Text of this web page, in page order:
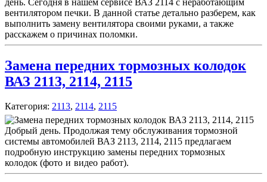
вентилятором печки. В данной статье детально разберем, как
выполнить замену вентилятора своими руками, а также
расскажем о причинах поломки.
Замена передних тормозных колодок
ВАЗ 2113, 2114, 2115
Категория: 2113, 2114, 2115
Добрый день. Продолжая тему обслуживания тормозной
системы автомобилей ВАЗ 2113, 2114, 2115 предлагаем
подробную инструкцию замены передних тормозных
колодок (фото и видео работ).